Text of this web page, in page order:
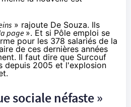
» rajoute De Souza. Ils
page ». Et si Pôle emploi se
pour les 378 salariés de la
de ces dernières années
Il faut dire que Surcouf
depuis 2005 et l'explosion
sociale néfaste »